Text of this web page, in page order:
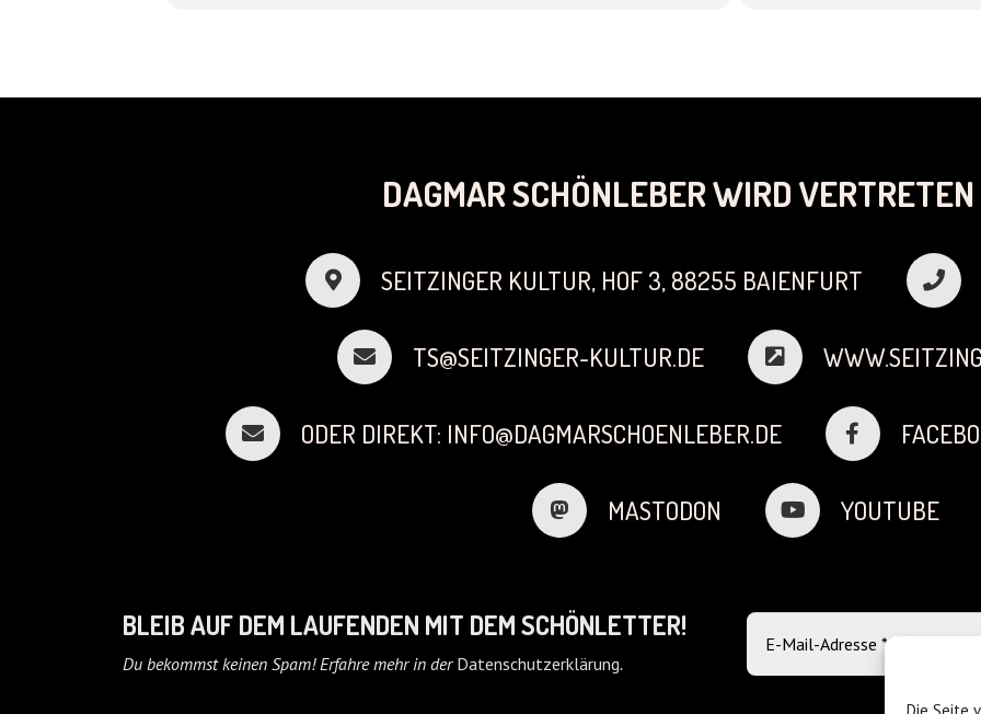
DAGMAR SCHÖNLEBER WIRD
SEITZINGER KULTUR, HOF 3, 88255 BAIENFURT
TS@SEITZINGER-KULTUR.DE
ODER DIREKT: INFO@DAGMARSCHOENLEBER.DE
MASTODON YOUTUBE
BLEIB AUF DEM LAUFENDEN MIT DEM SCHÖNLETTER!
Du bekommst keinen Spam! Erfahre mehr in der Datenschutzerklärung.